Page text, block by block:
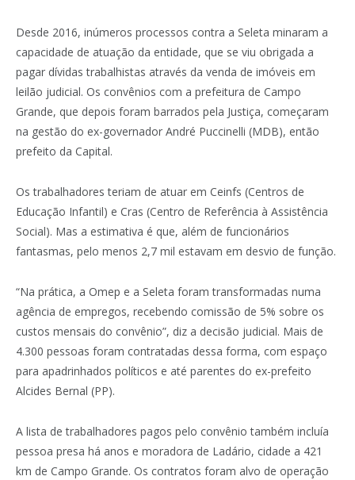
Desde 2016, inúmeros processos contra a Seleta minaram a
capacidade de atuação da entidade, que se viu obrigada a
pagar dívidas trabalhistas através da venda de imóveis em
leilão judicial. Os convênios com a prefeitura de Campo
Grande, que depois foram barrados pela Justiça, começaram
na gestão do ex-governador André Puccinelli (MDB), então
prefeito da Capital.
Os trabalhadores teriam de atuar em Ceinfs (Centros de
Educação Infantil) e Cras (Centro de Referência à Assistência
Social). Mas a estimativa é que, além de funcionários
fantasmas, pelo menos 2,7 mil estavam em desvio de função.
“Na prática, a Omep e a Seleta foram transformadas numa
agência de empregos, recebendo comissão de 5% sobre os
custos mensais do convênio”, diz a decisão judicial. Mais de
4.300 pessoas foram contratadas dessa forma, com espaço
para apadrinhados políticos e até parentes do ex-prefeito
Alcides Bernal (PP).
A lista de trabalhadores pagos pelo convênio também incluía
pessoa presa há anos e moradora de Ladário, cidade a 421
km de Campo Grande. Os contratos foram alvo de operação